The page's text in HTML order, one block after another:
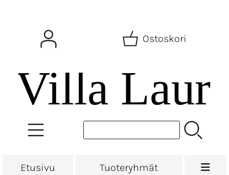
Ostoskori
Etusivu Tuoteryhmät